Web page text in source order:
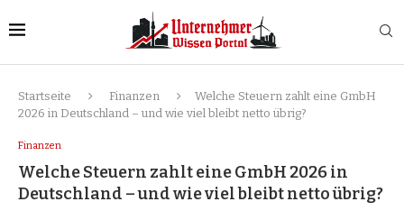
Startseite Finanzen
Welche Steuern zahlt eine GmbH
2026 in Deutschland – und wie viel bleibt netto übrig?
Finanzen
Welche Steuern zahlt eine GmbH 2026 in
Deutschland – und wie viel bleibt netto übrig?